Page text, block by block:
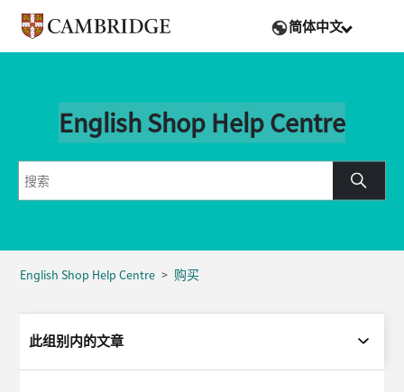
简体中文
English Shop Help Centre
English Shop Help Centre 购买
此组别内的文章